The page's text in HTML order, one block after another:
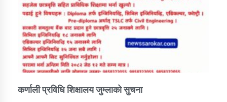
कर्णाली प्रविधि शिक्षालय जुम्लाको सुचना